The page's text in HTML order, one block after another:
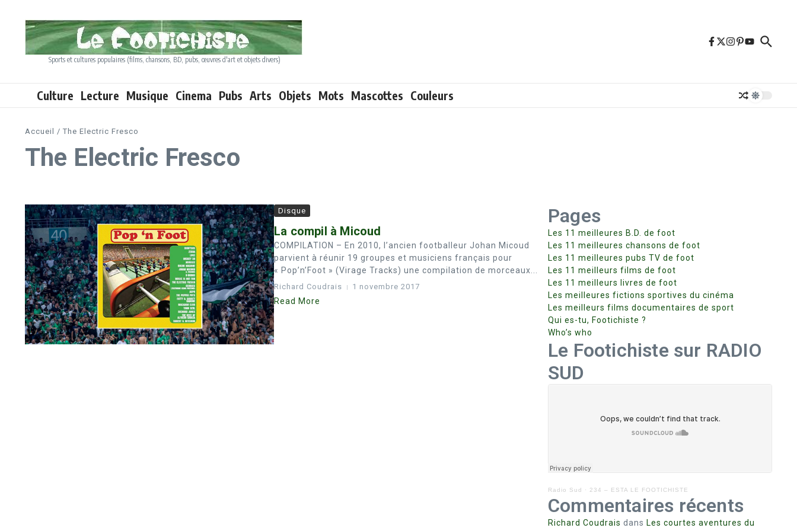
Sports et cultures populaires (films, chansons, BD, pubs, œuvres d'art et objets divers)
Culture Lecture Musique Cinema Pubs Arts Objets Mots Mascottes Couleurs
Accueil / The Electric Fresco
The Electric Fresco
Disque
La compil à Micoud
COMPILATION – En 2010, l’ancien footballeur Johan Micoud
parvient à réunir 19 groupes et musiciens français pour
« Pop’n’Foot » (Virage Tracks) une compilation de morceaux...
Richard Coudrais 1 novembre 2017
Read More
Pages
Les 11 meilleures B.D. de foot
Les 11 meilleures chansons de foot
Les 11 meilleures pubs TV de foot
Les 11 meilleurs films de foot
Les 11 meilleurs livres de foot
Les meilleures fictions sportives du cinéma
Les meilleurs films documentaires de sport
Qui es-tu, Footichiste ?
Who’s who
Le Footichiste sur RADIO
SUD
Radio Sud · 234 – ESTA LE FOOTICHISTE
Commentaires récents
Richard Coudrais dans Les courtes aventures du